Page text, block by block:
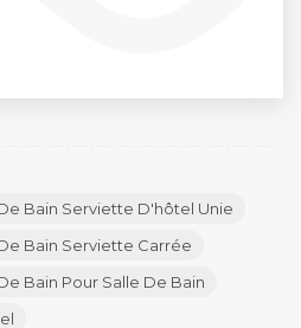
Bain Serviette D'hôtel Unie
Bain Serviette Carrée
Bain Pour Salle De Bain